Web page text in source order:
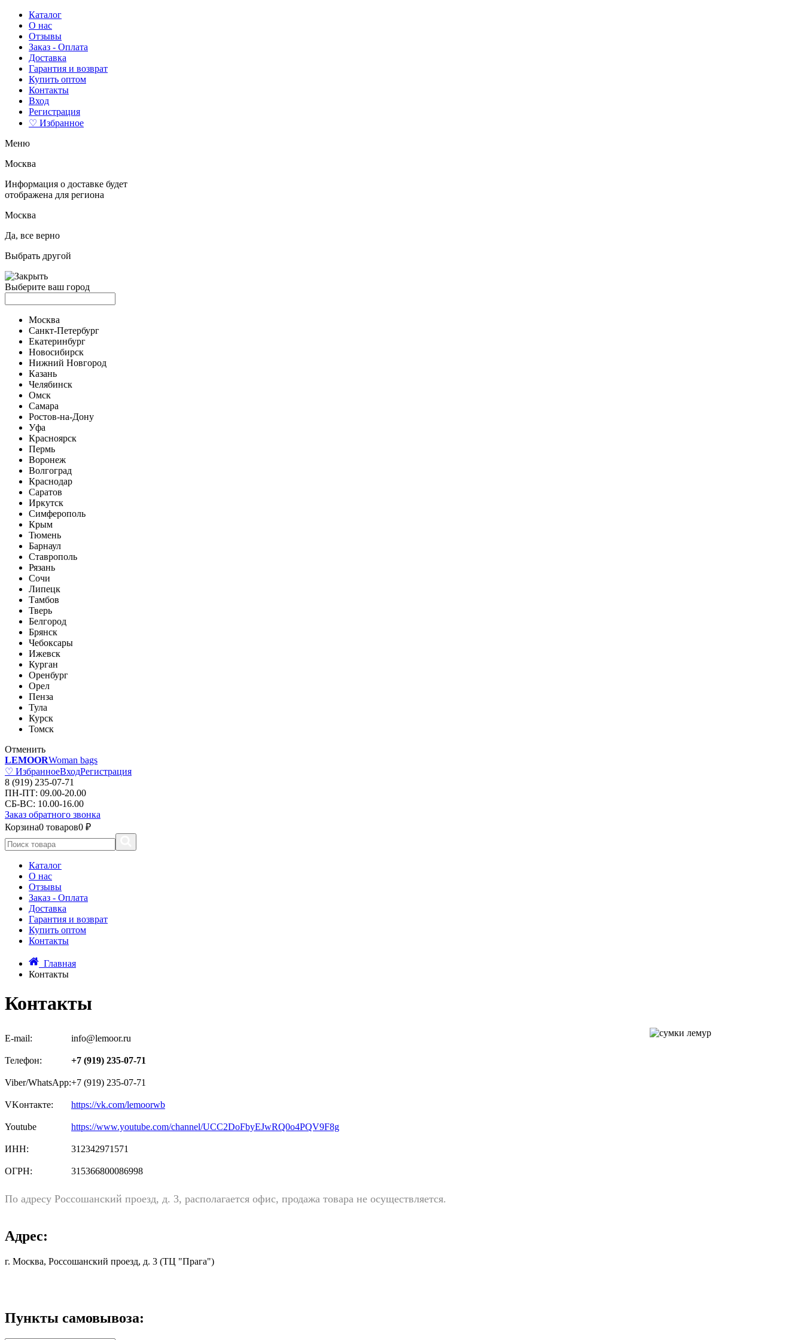
Каталог
О нас
Отзывы
Заказ - Оплата
Доставка
Гарантия и возврат
Купить оптом
Контакты
Вход
Регистрация
♡ Избранное
Меню
Москва
Информация о доставке будет
отображена для региона
Москва
Да, все верно
Выбрать другой
Выберите ваш город
Москва
Санкт-Петербург
Екатеринбург
Новосибирск
Нижний Новгород
Казань
Челябинск
Омск
Самара
Ростов-на-Дону
Уфа
Красноярск
Пермь
Воронеж
Волгоград
Краснодар
Саратов
Иркутск
Симферополь
Крым
Тюмень
Барнаул
Ставрополь
Рязань
Сочи
Липецк
Тамбов
Тверь
Белгород
Брянск
Чебоксары
Ижевск
Курган
Оренбург
Орел
Пенза
Тула
Курск
Томск
Отменить
LEMOORWoman bags
♡ ИзбранноеВходРегистрация
8 (919) 235-07-71
ПН-ПТ: 09.00-20.00
СБ-ВС: 10.00-16.00
Заказ обратного звонка
Корзина0 товаров0 ₽
Каталог
О нас
Отзывы
Заказ - Оплата
Доставка
Гарантия и возврат
Купить оптом
Контакты
Главная
Контакты
Контакты
E-mail: info@lemoor.ru
Телефон: +7 (919) 235-07-71
Viber/WhatsApp:+7 (919) 235-07-71
VKонтакте: https://vk.com/lemoorwb
Youtube https://www.youtube.com/channel/UCC2DoFbyEJwRQ0o4PQV9F8g
ИНН: 312342971571
ОГРН: 315366800086998
По адресу Россошанский проезд, д. 3, располагается офис, продажа товара не осуществляется.
Адрес:
г. Москва, Россошанский проезд, д. 3 (ТЦ "Прага")
Пункты самовывоза: